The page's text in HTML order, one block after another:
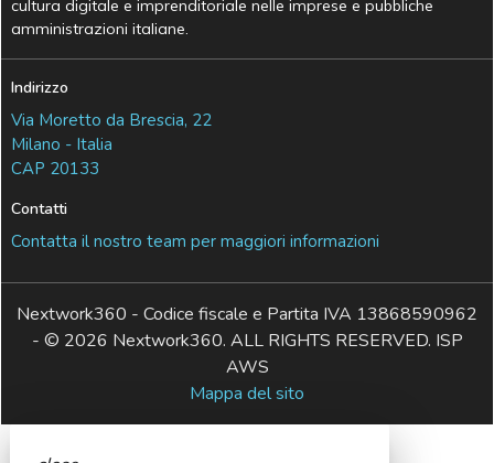
cultura digitale e imprenditoriale nelle imprese e pubbliche
amministrazioni italiane.
Indirizzo
Via Moretto da Brescia, 22
Milano - Italia
CAP 20133
Contatti
Contatta il nostro team per maggiori informazioni
Nextwork360 - Codice fiscale e Partita IVA 13868590962
- © 2026 Nextwork360. ALL RIGHTS RESERVED. ISP
AWS
Mappa del sito